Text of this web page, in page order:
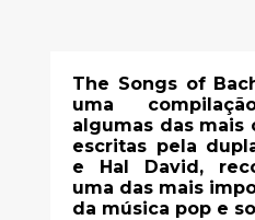
The Songs of
uma
algumas das mais
escritas pela
e Hal David,
uma das mais
da música pop e